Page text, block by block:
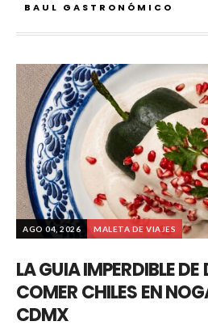
BAUL GASTRONÓMICO
AGO 04, 2026 MALETA DE VIAJES
LA GUIA IMPERDIBLE DE
COMER CHILES EN
CDMX